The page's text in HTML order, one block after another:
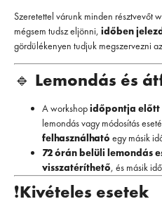
Szeretettel várunk minden résztvevőt
mégsem tudsz eljönni, időben
gördülékenyen tudjuk megszervezni
🔹 Lemondás és
A workshopidőpontja előtt
lemondás vagy módosítás
felhasználható egy másik
72 órán belüli lemondás
visszatéríthető, és másik
❗Kivételes esetek